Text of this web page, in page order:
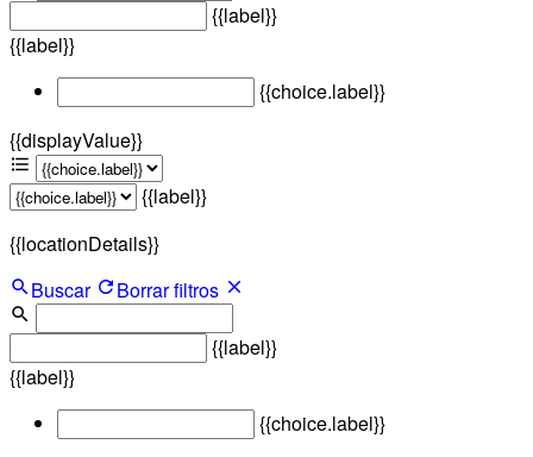
{{label}}
{{label}}
{{choice.label}}
{{displayValue}}
{{label}}
{{locationDetails}}
Buscar
Borrar filtros
{{label}}
{{label}}
{{choice.label}}